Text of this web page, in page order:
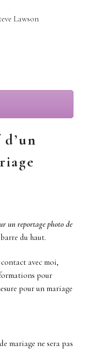
Lawson
un reportage photo de
du haut.
avec moi,
pour
pour un mariage
mariage ne sera pas